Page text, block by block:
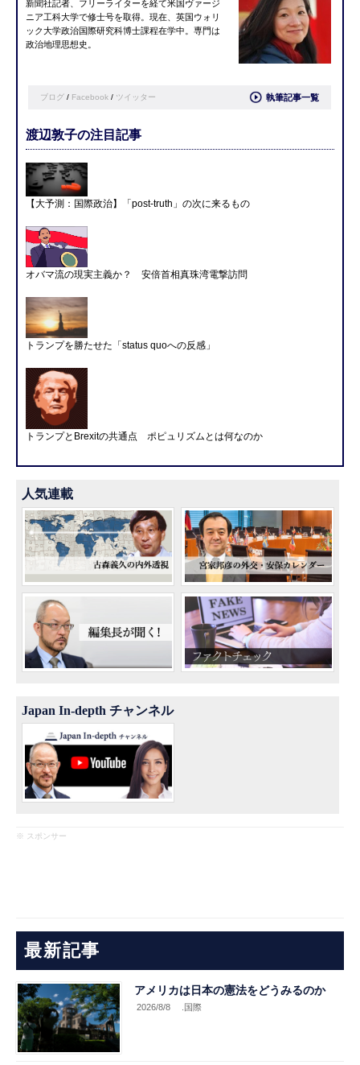
新聞社記者、フリーライターを経て米国ヴァージ
ニア工科大学で修士号を取得。現在、英国ウォリ
ック大学政治国際研究科博士課程在学中。専門は
政治地理思想史。
ブログ / Facebook / ツイッター 執筆記事一覧
渡辺敦子の注目記事
【大予測：国際政治】「post-truth」の次に来るもの
オバマ流の現実主義か？ 安倍首相真珠湾電撃訪問
トランプを勝たせた「status quoへの反感」
トランプとBrexitの共通点 ポピュリズムとは何なのか
人気連載
Japan In-depth チャンネル
※ スポンサー
最新記事
アメリカは日本の憲法をどうみるのか
2026/8/8 .国際